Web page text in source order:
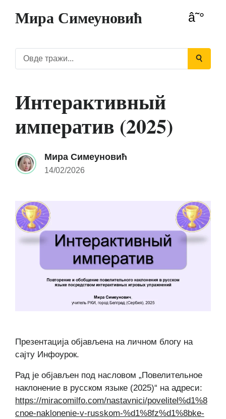
Мира Симеуновић
Интерактивный
императив (2025)
Мира Симеуновић
14/02/2026
Презентација објављена на личном блогу на
сајту Инфоурок.
Рад је објављен под насловом „Повелительное
наклонение в русском языке (2025)“ на адреси:
https://miracomilfo.com/nastavnici/povelitel%d1%8
cnoe-naklonenie-v-russkom-%d1%8fz%d1%8bke-